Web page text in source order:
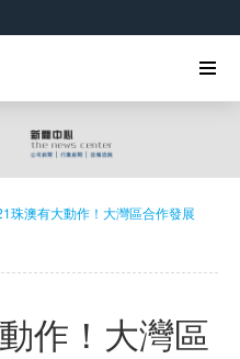
珠澳有大動作！大灣區合作發展
作！大灣區